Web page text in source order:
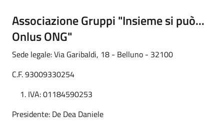
Associazione Gruppi "Insieme si può...
Onlus ONG"
Sede legale: Via Garibaldi, 18 - Belluno - 32100
C.F. 93009330254
IVA: 01184590253
Presidente: De Dea Daniele